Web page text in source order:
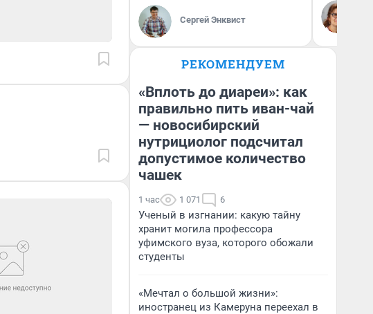
Сергей Энквист
РЕКОМЕНДУЕМ
«Вплоть до диареи»: как
правильно пить иван-чай
— новосибирский
нутрициолог подсчитал
допустимое количество
чашек
1 час 1 071 6
Ученый в изгнании: какую тайну
хранит могила профессора
уфимского вуза, которого обожали
студенты
«Мечтал о большой жизни»:
иностранец из Камеруна переехал в